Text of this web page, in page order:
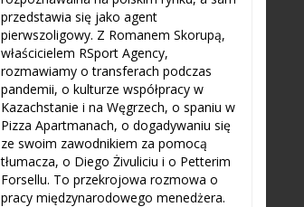
przedstawia się jako agent
pierwszoligowy. Z Romanem Skorupą,
właścicielem RSport Agency,
rozmawiamy o transferach podczas
pandemii, o kulturze współpracy w
Kazachstanie i na Węgrzech, o spaniu w
Pizza Apartmanach, o dogadywaniu się
ze swoim zawodnikiem za pomocą
tłumacza, o Diego Żivuliciu i o Petterim
Forsellu. To przekrojowa rozmowa o
pracy międzynarodowego menedżera.